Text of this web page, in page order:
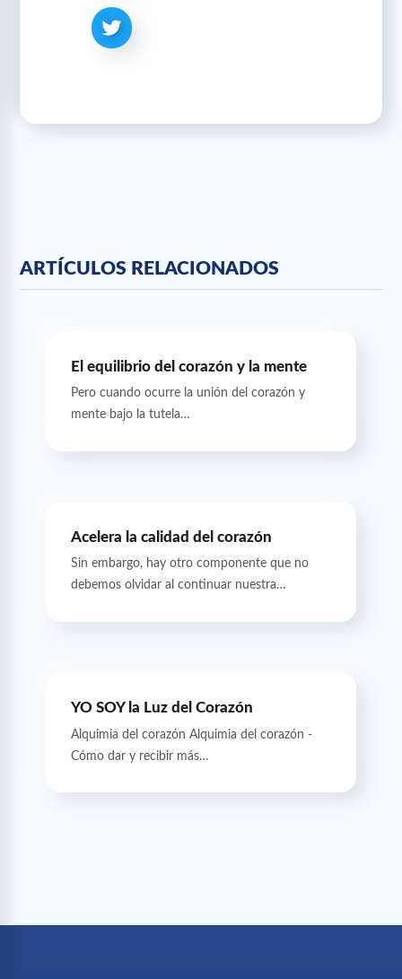
ARTÍCULOS RELACIONADOS
El equilibrio del corazón y la mente
Pero cuando ocurre la unión del corazón y
mente bajo la tutela…
Acelera la calidad del corazón
Sin embargo, hay otro componente que no
debemos olvidar al continuar nuestra…
YO SOY la Luz del Corazón
Alquimia del corazón Alquimia del corazón -
Cómo dar y recibir más…